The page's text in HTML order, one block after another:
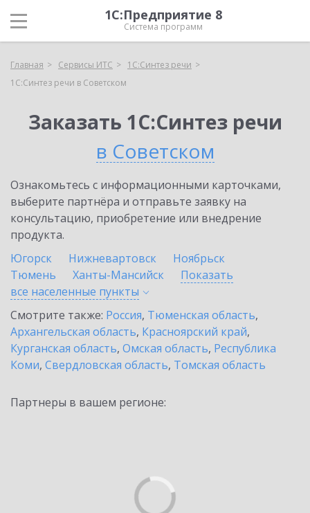
1С:Предприятие 8
Система программ
Главная Сервисы ИТС
1С:Синтез речи
1С:Синтез речи в Советском
Заказать 1С:Синтез речи
в Советском
Ознакомьтесь с информационными карточками,
выберите партнёра и отправьте заявку на
консультацию, приобретение или внедрение
продукта.
Югорск
Нижневартовск
Ноябрьск
Тюмень
Ханты-Мансийск
Показать
все населенные пункты
Смотрите также: Россия, Тюменская область,
Архангельская область, Красноярский край,
Курганская область, Омская область, Республика
Коми, Свердловская область, Томская область
Партнеры в вашем регионе: